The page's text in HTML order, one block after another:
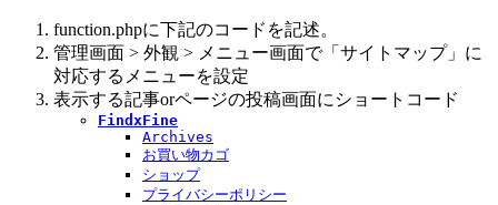
function.phpに下記のコードを記述。
管理画面 > 外観 > メニュー画面で「サイトマップ」に
対応するメニューを設定
表示する記事orページの投稿画面にショートコード
FindxFine
Archives
お買い物カゴ
ショップ
プライバシーポリシー